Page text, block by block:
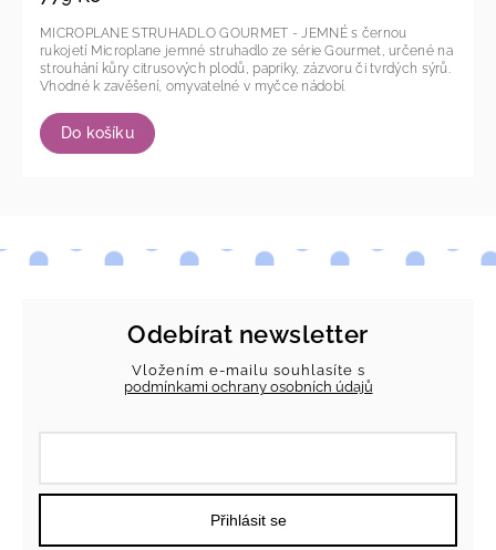
Do košíku
MICROPLANE STRUHADLO GOURMET - JEMNÉ s černou
rukojetí Microplane jemné struhadlo ze série Gourmet, určené na
strouhání kůry citrusových plodů, papriky, zázvoru či tvrdých sýrů.
Vhodné k zavěšení, omyvatelné v myčce nádobí.
Odebírat newsletter
Vložením e-mailu souhlasíte s
podmínkami ochrany osobních údajů
Přihlásit se